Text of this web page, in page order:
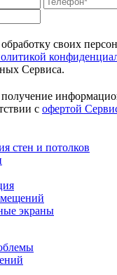
своих
Сервиса.
получение
с офертой
стен и потолков
экраны